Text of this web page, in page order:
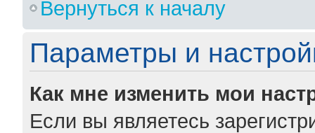
Вернуться к началу
Параметры и
Как мне изменить мои
Если вы являетесь